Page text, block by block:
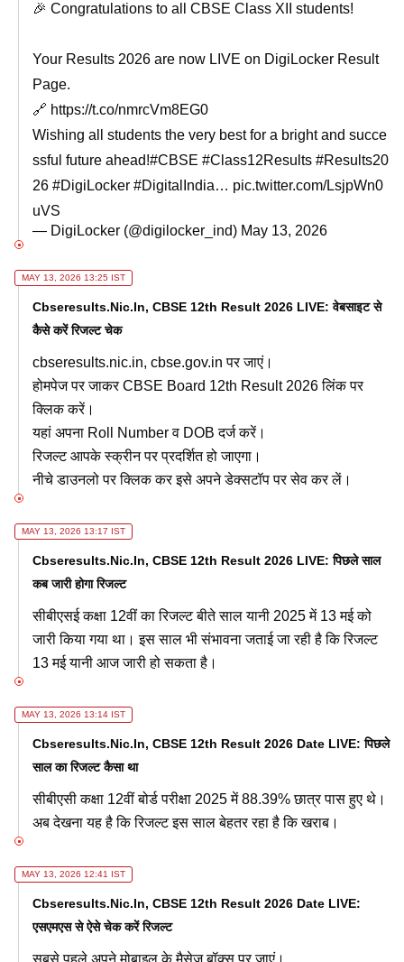
🎉 Congratulations to all CBSE Class XII students!
Your Results 2026 are now LIVE on DigiLocker Result
Page.
🔗 https://t.co/nmrcVm8EG0
Wishing all students the very best for a bright and succe
ssful future ahead!#CBSE #Class12Results #Results20
26 #DigiLocker #DigitalIndia… pic.twitter.com/LsjpWn0
uVS
— DigiLocker (@digilocker_ind) May 13, 2026
MAY 13, 2026 13:25 IST
Cbseresults.nic.in, CBSE 12th Result 2026 LIVE: वेबसाइट से
कैसे करें रिजल्ट चेक
cbseresults.nic.in, cbse.gov.in पर जाएं।
होमपेज पर जाकर CBSE Board 12th Result 2026 लिंक पर
क्लिक करें।
यहां अपना Roll Number व DOB दर्ज करें।
रिजल्ट आपके स्क्रीन पर प्रदर्शित हो जाएगा।
नीचे डाउनलो पर क्लिक कर इसे अपने डेक्सटॉप पर सेव कर लें।
MAY 13, 2026 13:17 IST
Cbseresults.nic.in, CBSE 12th Result 2026 LIVE: पिछले साल
कब जारी होगा रिजल्ट
सीबीएसई कक्षा 12वीं का रिजल्ट बीते साल यानी 2025 में 13 मई को
जारी किया गया था। इस साल भी संभावना जताई जा रही है कि रिजल्ट
13 मई यानी आज जारी हो सकता है।
MAY 13, 2026 13:14 IST
Cbseresults.nic.in, CBSE 12th Result 2026 Date LIVE: पिछले
साल का रिजल्ट कैसा था
सीबीएसी कक्षा 12वीं बोर्ड परीक्षा 2025 में 88.39% छात्र पास हुए थे।
अब देखना यह है कि रिजल्ट इस साल बेहतर रहा है कि खराब।
MAY 13, 2026 12:41 IST
Cbseresults.nic.in, CBSE 12th Result 2026 Date LIVE:
एसएमएस से ऐसे चेक करें रिजल्ट
सबसे पहले अपने मोबाइल के मैसेज बॉक्स पर जाएं।